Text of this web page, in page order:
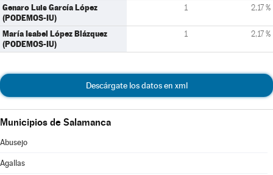
Genaro Luis García López
(PODEMOS-IU)
1 2,17 %
María Isabel López Blázquez
(PODEMOS-IU)
1 2,17 %
Descárgate los datos en xml
Municipios de Salamanca
Abusejo
Agallas